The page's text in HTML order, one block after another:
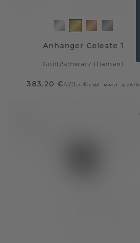
Anhänger Celeste 1
Gold /Schwarz Diamant
383,20 €479,- €Exkl. MwSt. & Zölle